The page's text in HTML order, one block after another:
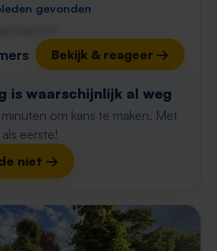
gevonden
Bekijk & reageer →
is waarschijnlijk al weg
om kans te maken. Met
eerste!
niet →